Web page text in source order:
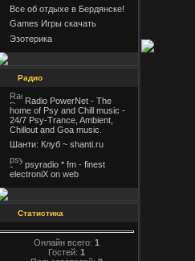
Все об отдыхе в Бердянске!
Games Игры скачать
Эзотерика
Радио
Radio PowerNet - The
home of Psy and Chill music -
24/7 Psy-Trance, Ambient,
Chillout and Goa music.
Шанти: Клуб ~ shanti.ru
psyradio * fm - finest
electroniX on web
Статистика
Онлайн всего: 1
Гостей: 1